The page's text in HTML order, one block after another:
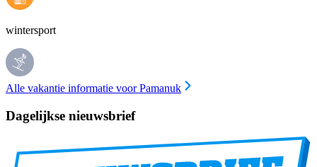
wintersport
Alle vakantie informatie voor Pamanuk
Dagelijkse nieuwsbrief